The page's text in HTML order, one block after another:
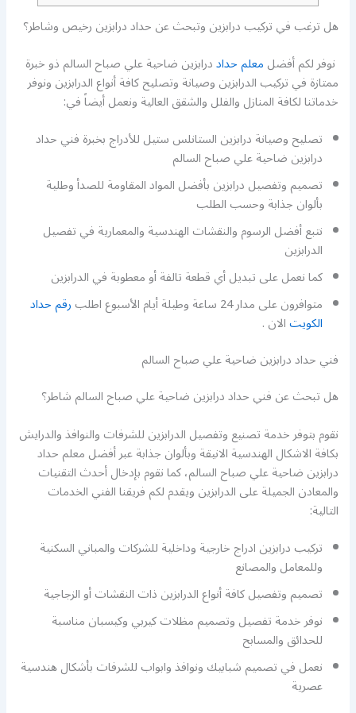
هل ترغب في تركيب درابزين وتبحث عن حداد درابزين رخيص وشاطر؟
نوفر لكم أفضلمعلم حداددرابزين ضاحية علي صباح السالم ذو خبرة
ممتازة في تركيب الدرابزين وصيانة وتصليح كافة أنواع الدرابزين ونوفر
خدماتنا لكافة المنازل والفلل والشقق العالية ونعمل أيضاً في:
تصليح وصيانة درابزين الستانلس ستيل للأدراج بخبرة فني حداد
درابزين ضاحية علي صباح السالم
تصميم وتفصيل درابزين بأفضل المواد المقاومة للصدأ وطلية
بألوان جذابة وحسب الطلب
نتبع أفضل الرسوم والنقشات الهندسية والمعمارية في تفصيل
الدرابزين
كما نعمل على تبديل أي قطعة تالفة أو معطوبة في الدرابزين
متوافرون على مدار 24 ساعة وطيلة أيام الأسبوع اطلب
رقم حداد
الكويتالان .
فني حداد درابزين ضاحية علي صباح السالم
هل تبحث عن فني حداد درابزين ضاحية علي صباح السالم شاطر؟
نقوم بتوفر خدمة تصنيع وتفصيل الدرابزين للشرفات والنوافذ والدرايش
بكافة الاشكال الهندسية الانيقة وبألوان جذابة عبر أفضل معلم حداد
درابزين ضاحية علي صباح السالم، كما نقوم بإدخال أحدث التقنيات
والمعادن الجميلة على الدرابزين ويقدم لكم فريقنا الفني الخدمات
التالية:
تركيب درابزين ادراج خارجية وداخلية للشركات والمباني السكنية
وللمعامل والمصانع
تصميم وتفصيل كافة أنواع الدرابزين ذات النقشات أو الزجاجية
نوفر خدمة تفصيل وتصميم مظلات كيربي وكيسبان مناسبة
للحدائق والمسابح
نعمل في تصميم شبابيك ونوافذ وابواب للشرفات بأشكال هندسية
عصرية